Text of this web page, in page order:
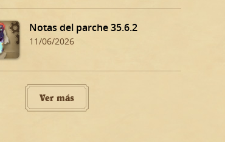
Notas del parche 35.6.2
11/06/2026
Ver más